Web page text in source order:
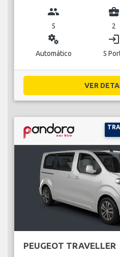
group
5
business_center
2
miscellaneous_services
Automático
login
5
VER
PEUGEOT TRAVELLER